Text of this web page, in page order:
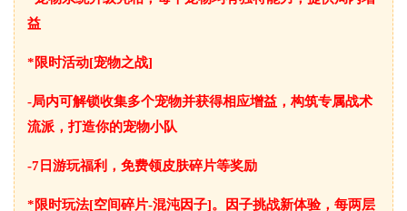
益
*限时活动[宠物之战]
-局内可解锁收集多个宠物并获得相应增益，构筑专属战术
流派，打造你的宠物小队
-7日游玩福利，免费领皮肤碎片等奖励
*限时玩法[空间碎片-混沌因子]。因子挑战新体验，每两层